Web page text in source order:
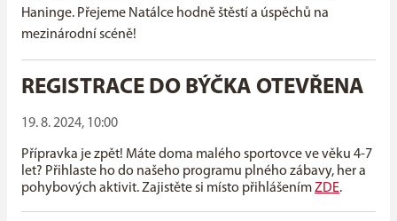
Haninge. Přejeme Natálce hodně štěstí a úspěchů na
mezinárodní scéně!
REGISTRACE DO BÝČKA OTEVŘENA
19. 8. 2024, 10:00
Přípravka je zpět! Máte doma malého sportovce ve věku 4-7
let? Přihlaste ho do našeho programu plného zábavy, her a
pohybových aktivit. Zajistěte si místo přihlášenímZDE.